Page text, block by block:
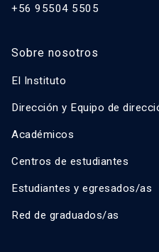
+56 95504 5505
Sobre nosotros
El Instituto
Dirección y Equipo de
Académicos
Centros de estudiantes
Estudiantes y egresados/as
Red de graduados/as